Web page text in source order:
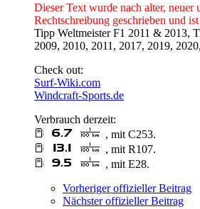
Dieser Text wurde nach alter, neuer
Rechtschreibung geschrieben und
Tipp Weltmeister F1 2011 & 2013,
2009, 2010, 2011, 2017, 2019,
Check out:
Surf-Wiki.com
Windcraft-Sports.de
Verbrauch derzeit:
, mit C253.
, mit R107.
, mit E28.
Vorheriger offizieller Beitrag
Nächster offizieller Beitrag